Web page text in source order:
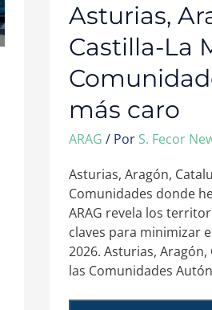
Asturias,
Castilla-La
más caro
ARAG / Por S. Fecor
Asturias, Aragón,
Comunidades donde
ARAG revela los
claves para minimizar
2026. Asturias,
las Comunidades